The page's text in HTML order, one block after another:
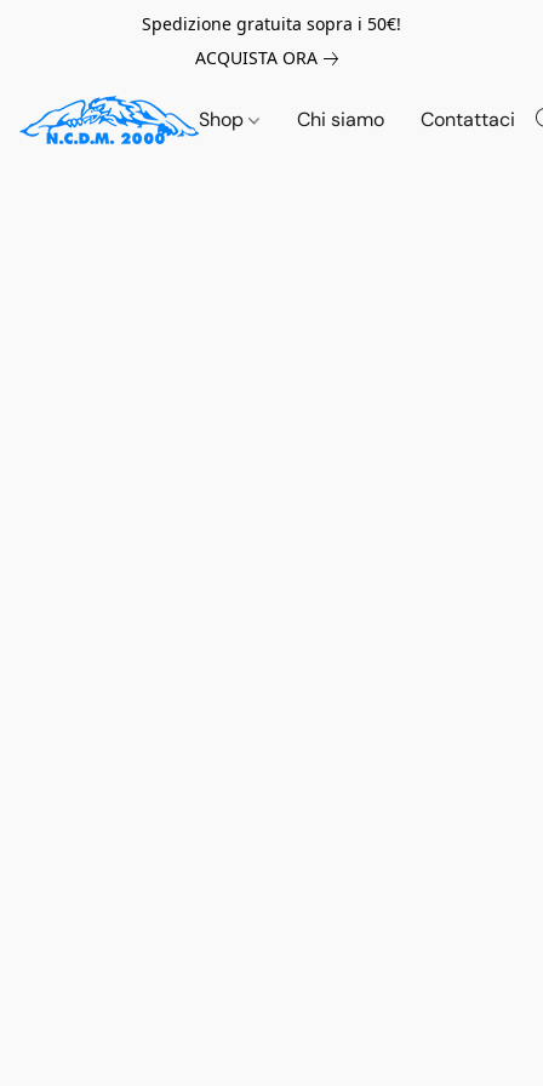
Spedizione gratuita sopra i 50€!
ACQUISTA ORA
Shop Chi siamo Contattaci